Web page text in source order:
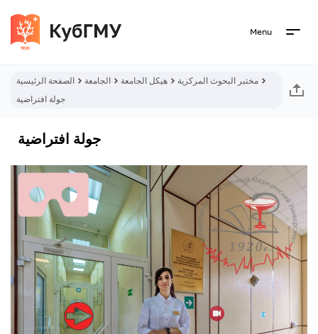
Menu
الصفحة الرئيسية الجامعة هيكل الجامعة
مختبر البحوث المركزية
جولة افتراضية
جولة افتراضية